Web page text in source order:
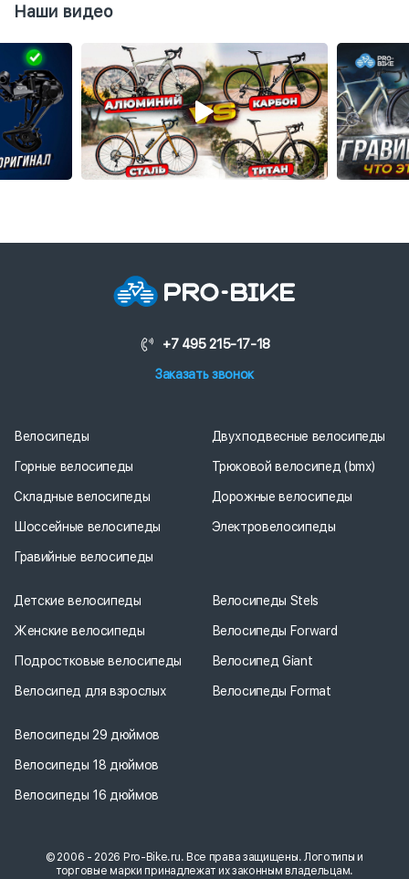
Наши видео
+7 495 215-17-18
Заказать звонок
Велосипеды
Горные велосипеды
Складные велосипеды
Шоссейные велосипеды
Гравийные велосипеды
Двухподвесные велосипеды
Трюковой велосипед (bmx)
Дорожные велосипеды
Электровелосипеды
Детские велосипеды
Женские велосипеды
Подростковые велосипеды
Велосипед для взрослых
Велосипеды Stels
Велосипеды Forward
Велосипед Giant
Велосипеды Format
Велосипеды 29 дюймов
Велосипеды 18 дюймов
Велосипеды 16 дюймов
© 2006 - 2026 Pro-Bike.ru. Все права защищены. Логотипы и
торговые марки принадлежат их законным владельцам.